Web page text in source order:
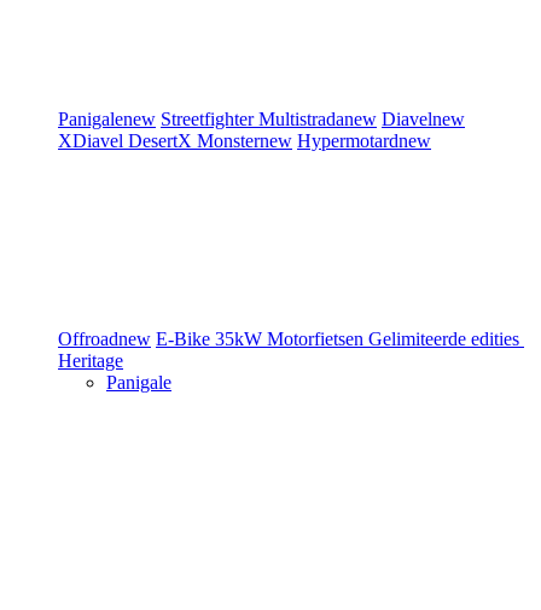
Panigalenew StreetfighterMultistradanew Diavelnew
XDiavel DesertX Monsternew Hypermotardnew
Offroadnew E-Bike 35kW Motorfietsen Gelimiteerde edities
Heritage
Panigale